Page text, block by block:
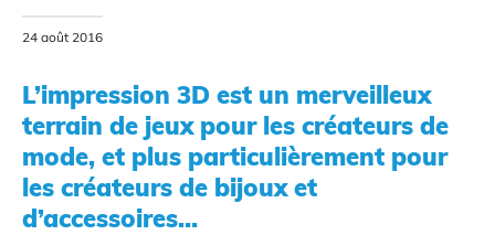
MODÉLISATION 3D
24 août 2016
L’impression 3D est un merveilleux
terrain de jeux pour les créateurs de
mode, et plus particulièrement pour
les créateurs de bijoux et
d’accessoires…